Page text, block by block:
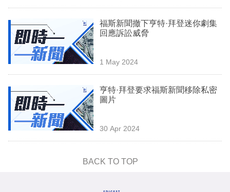
福斯新聞撤下亨特·拜登迷你劇集
回應訴訟威脅
1 May 2024
亨特·拜登要求福斯新聞移除私密
圖片
30 Apr 2024
BACK TO TOP